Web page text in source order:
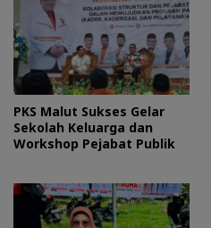
PKS Malut Sukses Gelar
Sekolah Keluarga dan
Workshop Pejabat Publik